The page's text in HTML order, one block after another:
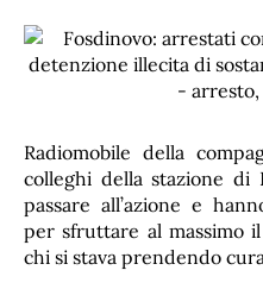
Radiomobile della
colleghi della stazione di
passare all’azione e
per sfruttare al massimo
chi si stava prendendo